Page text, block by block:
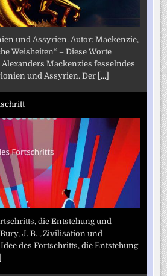
und Assyrien. Autor: Mackenzie,
Weisheiten“ – Diese Worte
Mackenzies fesselndes
und Assyrien. Der [...]
die Entstehung und
J. B. „Zivilisation und
des Fortschritts, die Entstehung